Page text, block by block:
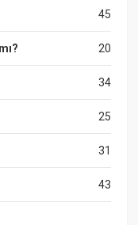
45
20
34
25
31
43